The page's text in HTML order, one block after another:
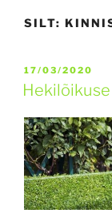
SILT:
17/03/2020